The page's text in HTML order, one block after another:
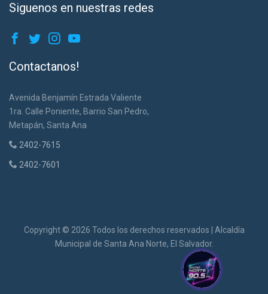
Siguenos en nuestras redes
Contactanos!
Avenida Benjamín Estrada Valiente
1ra. Calle Poniente, Barrio San Pedro,
Metapán, Santa Ana
2402-7615
2402-7601
Copyright © 2026 Todos los derechos reservados | Alcaldía
Municipal de Santa Ana Norte, El Salvador.